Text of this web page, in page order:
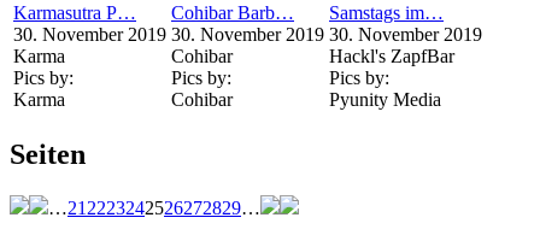
Karmasutra P…
30. November 2019
Karma
Pics by:
Karma
Cohibar Barb…
30. November 2019
Cohibar
Pics by:
Cohibar
Samstags im…
30. November 2019
Hackl's ZapfBar
Pics by:
Pyunity Media
Seiten
…21 2223242526272829…